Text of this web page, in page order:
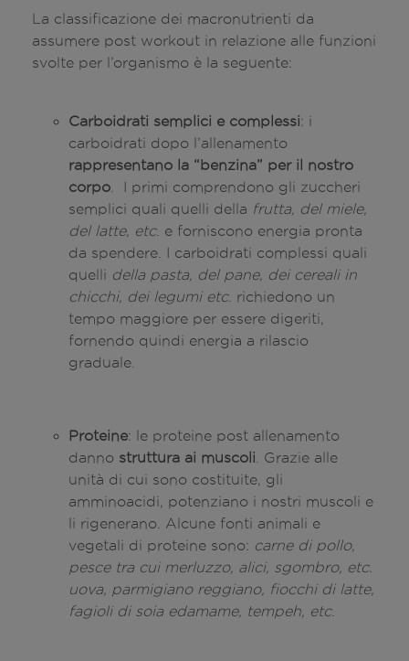
La classificazione dei macronutrienti da
assumere post workout in relazione alle funzioni
svolte per l’organismo è la seguente:
Carboidrati semplici e complessi: i
carboidrati dopo l’allenamento
rappresentano la “benzina” per il nostro
corpo . I primi comprendono gli zuccheri
semplici quali quelli della frutta, del miele,
del latte, etc. e forniscono energia pronta
da spendere. I carboidrati complessi quali
quelli della pasta, del pane, dei cereali in
chicchi, dei legumi etc. richiedono un
tempo maggiore per essere digeriti,
fornendo quindi energia a rilascio
graduale.
Proteine: le proteine post allenamento
danno struttura ai muscoli . Grazie alle
unità di cui sono costituite, gli
amminoacidi, potenziano i nostri muscoli e
li rigenerano. Alcune fonti animali e
vegetali di proteine sono: carne di pollo,
pesce tra cui merluzzo, alici, sgombro, etc.
uova, parmigiano reggiano, fiocchi di latte,
fagioli di soia edamame, tempeh, etc.